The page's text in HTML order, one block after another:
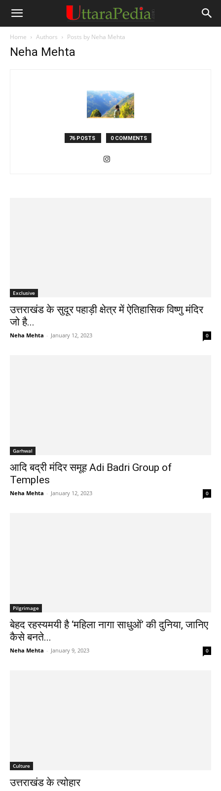
Home Authors Posts by Neha Mehta
Neha Mehta
76 POSTS 0 COMMENTS
Exclusive
उत्तराखंड के सुदूर पहाड़ी क्षेत्र में ऐतिहासिक विष्णु मंदिर
जो है...
Neha Mehta - January 12, 2023 0
Garhwal
आदि बद्री मंदिर समूह Adi Badri Group of
Temples
Neha Mehta - January 12, 2023 0
Pilgrimage
बेहद रहस्‍यमयी है ‘महिला नागा साधुओं’ की दुनिया, जानिए
कैसे बनते...
Neha Mehta - January 9, 2023 0
Culture
उत्तराखंड के त्योहार